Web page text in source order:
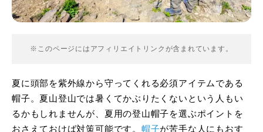
※このページにはアフィリエイトリンクが含まれています。
夏に頭部を紫外線から守ってくれる必須アイテムである
帽子。夏山登山では暑くてかぶりたくないという人もい
るかもしれませんが、夏用の登山帽子を選ぶポイントを
おさえておけば対策可能です。 帽子が苦手な人にもおす